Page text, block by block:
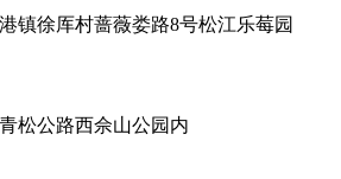
镇徐厍村蔷薇娄路8号松江乐莓园
松公路西佘山公园内